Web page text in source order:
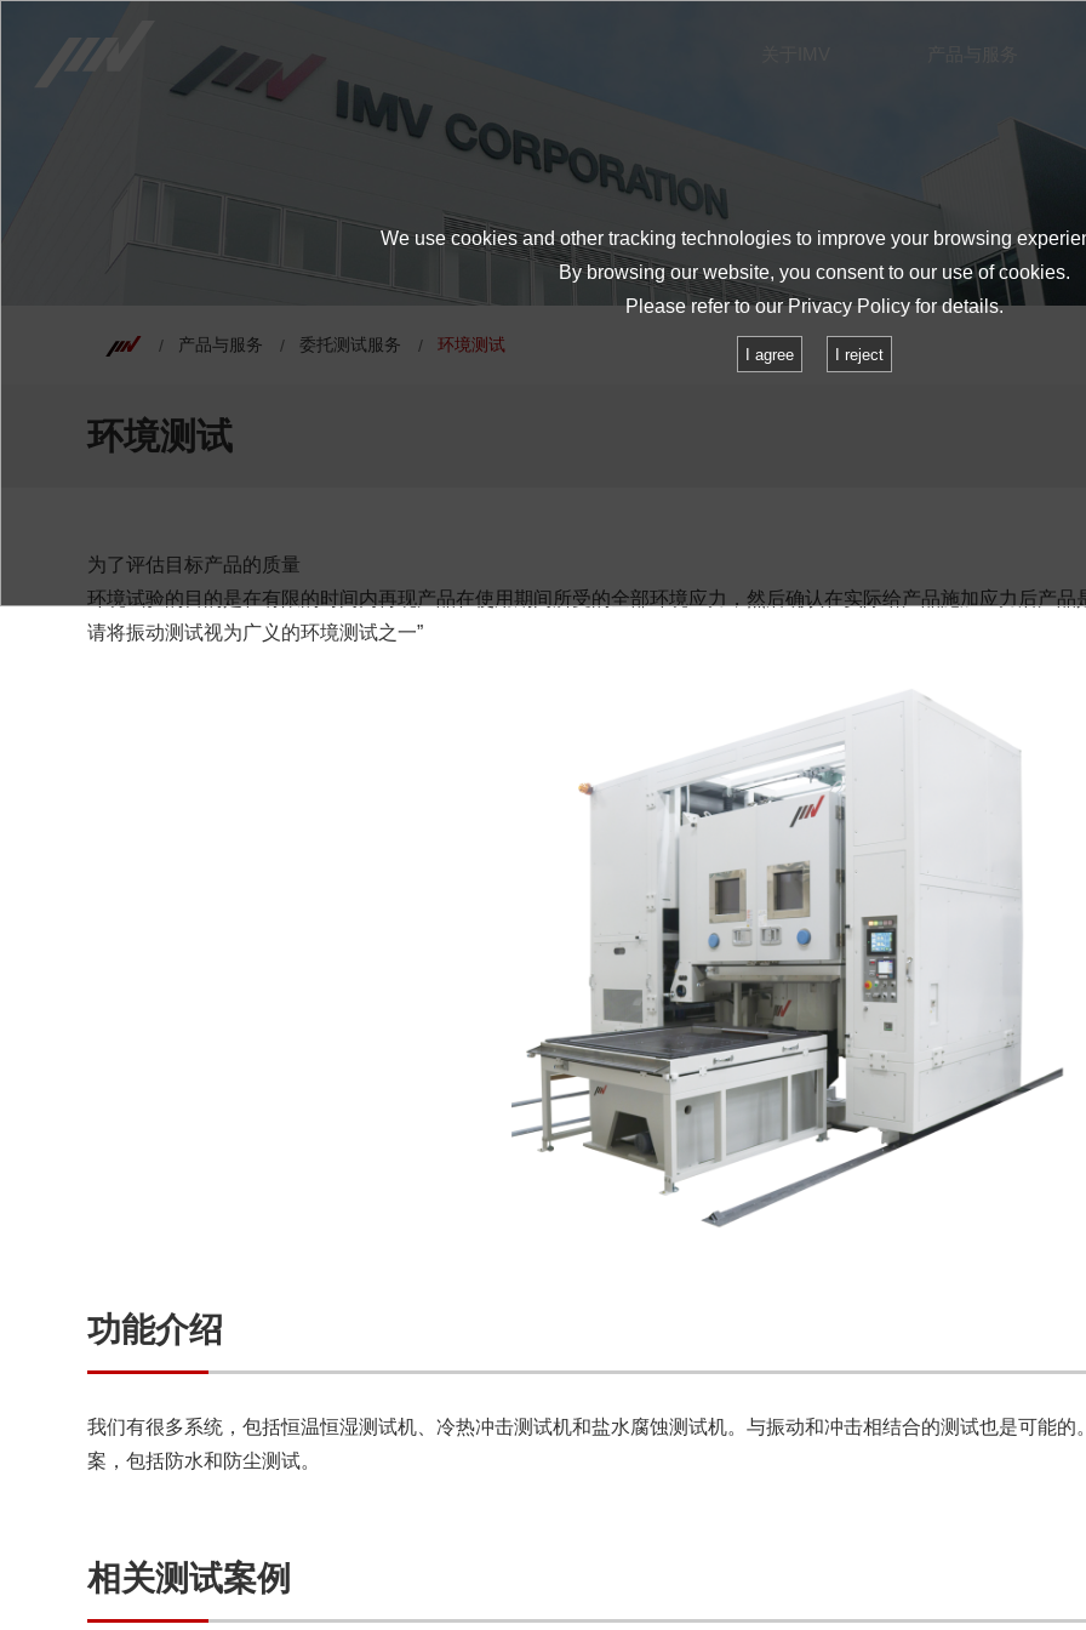
产品与服务 委托测试服务 环境测试
环境测试
为了评估目标产品的质量
环境试验的目的是在有限的时间内再现产品在使用期间所受的全部环境应力，然后确认在实际给产品施加应力后产品
请将振动测试视为广义的环境测试之一”
功能介绍
我们有很多系统，包括恒温恒湿测试机、冷热冲击测试机和盐水腐蚀测试机。与振动和冲击相结合的测试也是可能
案，包括防水和防尘测试。
相关测试案例
We use cookies and other tracking technologies to improve your browsing
By browsing our website, you consent to our use of cookies.
Please refer to ourPrivacy Policy for details.
I agree I reject